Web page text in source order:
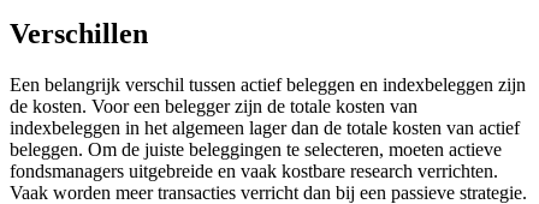
Verschillen
Een belangrijk verschil tussen actief beleggen en indexbeleggen zijn
de kosten. Voor een belegger zijn de totale kosten van
indexbeleggen in het algemeen lager dan de totale kosten van actief
beleggen. Om de juiste beleggingen te selecteren, moeten actieve
fondsmanagers uitgebreide en vaak kostbare research verrichten.
Vaak worden meer transacties verricht dan bij een passieve strategie.